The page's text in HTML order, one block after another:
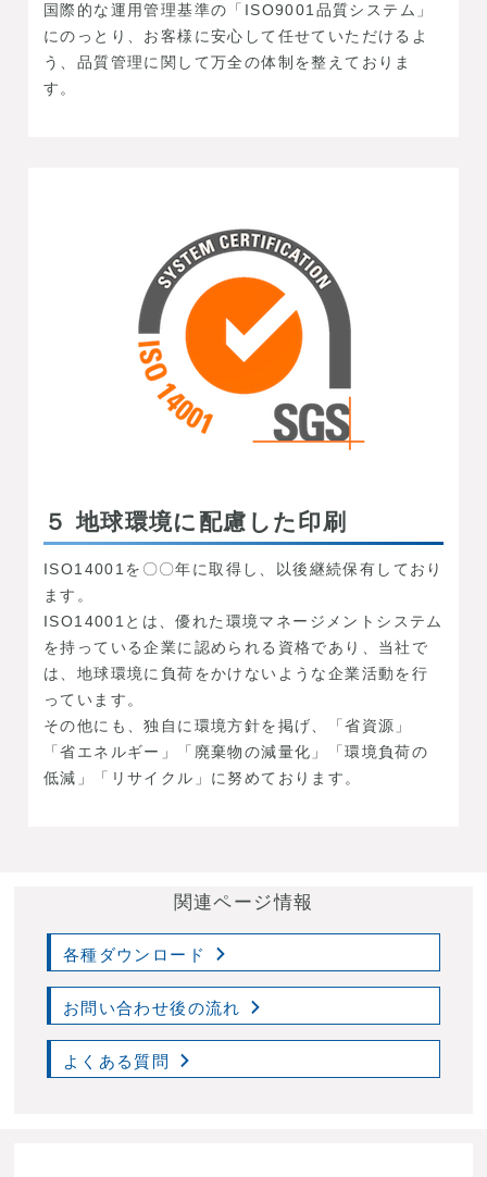
国際的な運用管理基準の「ISO9001品質システム」
にのっとり、お客様に安心して任せていただけるよ
う、品質管理に関して万全の体制を整えておりま
す。
５ 地球環境に配慮した印刷
ISO14001を〇〇年に取得し、以後継続保有しており
ます。
ISO14001とは、優れた環境マネージメントシステム
を持っている企業に認められる資格であり、当社で
は、地球環境に負荷をかけないような企業活動を行
っています。
その他にも、独自に環境方針を掲げ、「省資源」
「省エネルギー」「廃棄物の減量化」「環境負荷の
低減」「リサイクル」に努めております。
関連ページ情報
各種ダウンロード
お問い合わせ後の流れ
よくある質問